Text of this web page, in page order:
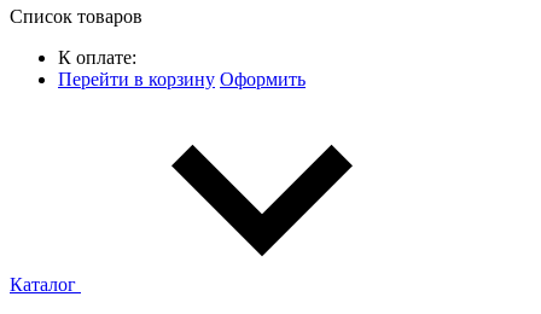
Список товаров
К оплате:
Перейти в корзину Оформить
Каталог